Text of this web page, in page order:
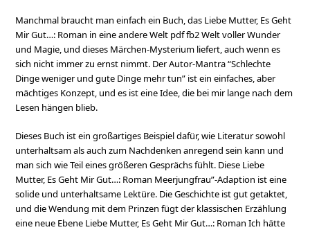
Manchmal braucht man einfach ein Buch, das Liebe Mutter, Es Geht
Mir Gut…: Roman in eine andere Welt pdf fb2 Welt voller Wunder
und Magie, und dieses Märchen-Mysterium liefert, auch wenn es
sich nicht immer zu ernst nimmt. Der Autor-Mantra “Schlechte
Dinge weniger und gute Dinge mehr tun” ist ein einfaches, aber
mächtiges Konzept, und es ist eine Idee, die bei mir lange nach dem
Lesen hängen blieb.
Dieses Buch ist ein großartiges Beispiel dafür, wie Literatur sowohl
unterhaltsam als auch zum Nachdenken anregend sein kann und
man sich wie Teil eines größeren Gesprächs fühlt. Diese Liebe
Mutter, Es Geht Mir Gut…: Roman Meerjungfrau”-Adaption ist eine
solide und unterhaltsame Lektüre. Die Geschichte ist gut getaktet,
und die Wendung mit dem Prinzen fügt der klassischen Erzählung
eine neue Ebene Liebe Mutter, Es Geht Mir Gut…: Roman Ich hätte